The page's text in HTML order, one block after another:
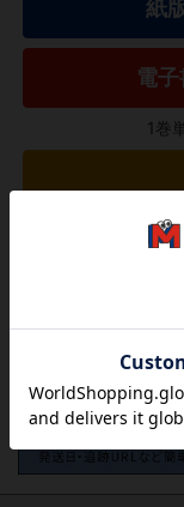
紙
電
1巻
欲